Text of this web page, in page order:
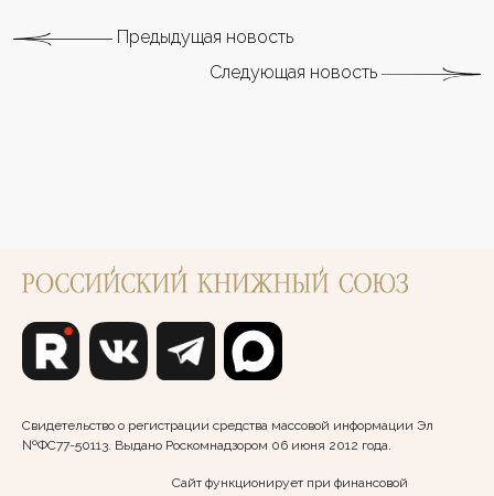
Предыдущая новость
Следующая новость
Свидетельство о регистрации средства массовой информации Эл
№ФС77-50113. Выдано Роскомнадзором 06 июня 2012 года.
Сайт функционирует при финансовой